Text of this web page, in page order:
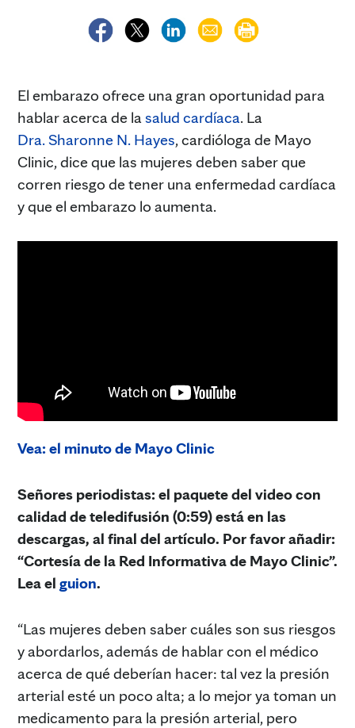
El embarazo ofrece una gran oportunidad para
hablar acerca de la salud cardíaca. La
Dra. Sharonne N. Hayes, cardióloga de Mayo
Clinic, dice que las mujeres deben saber que
corren riesgo de tener una enfermedad cardíaca
y que el embarazo lo aumenta.
Vea: el minuto de Mayo Clinic
Señores periodistas: el paquete del video con
calidad de teledifusión (0:59) está en las
descargas, al final del artículo. Por favor añadir:
“Cortesía de la Red Informativa de Mayo Clinic”.
Lea el guion.
“Las mujeres deben saber cuáles son sus riesgos
y abordarlos, además de hablar con el médico
acerca de qué deberían hacer: tal vez la presión
arterial esté un poco alta; a lo mejor ya toman un
medicamento para la presión arterial, pero